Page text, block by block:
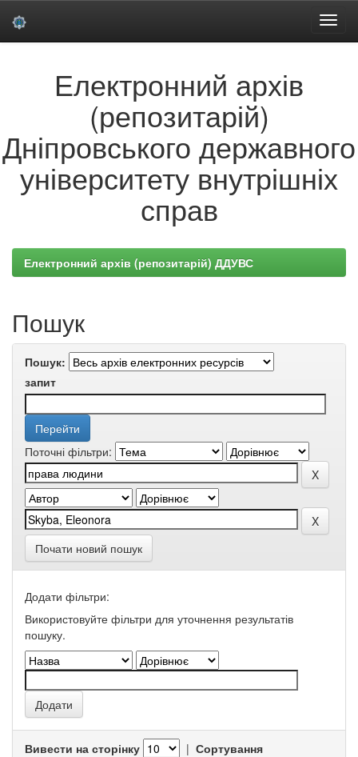
Електронний архів
(репозитарій)
Дніпровського державного
університету внутрішніх
справ
Електронний архів (репозитарій) ДДУВС
Пошук
Пошук:
запит
Поточні фільтри:
Почати новий пошук
Додати фільтри:
Використовуйте фільтри для уточнення результатів
пошуку.
Вивести на сторінку | Сортування